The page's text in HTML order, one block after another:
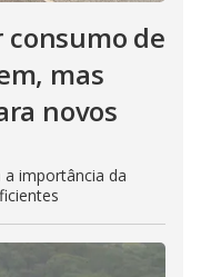
consumo de
mas
novos
a importância da